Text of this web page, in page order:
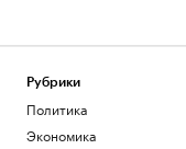
Рубрики
Политика
Экономика